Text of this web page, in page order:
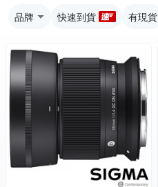
品牌 快速到貨 有現貨